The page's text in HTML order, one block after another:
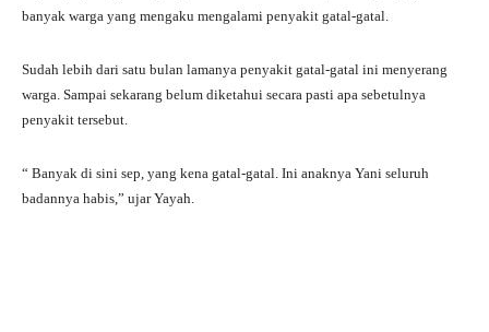
banyak warga yang mengaku mengalami penyakit gatal-gatal.
Sudah lebih dari satu bulan lamanya penyakit gatal-gatal ini menyerang
warga. Sampai sekarang belum diketahui secara pasti apa sebetulnya
penyakit tersebut.
“ Banyak di sini sep, yang kena gatal-gatal. Ini anaknya Yani seluruh
badannya habis,” ujar Yayah.